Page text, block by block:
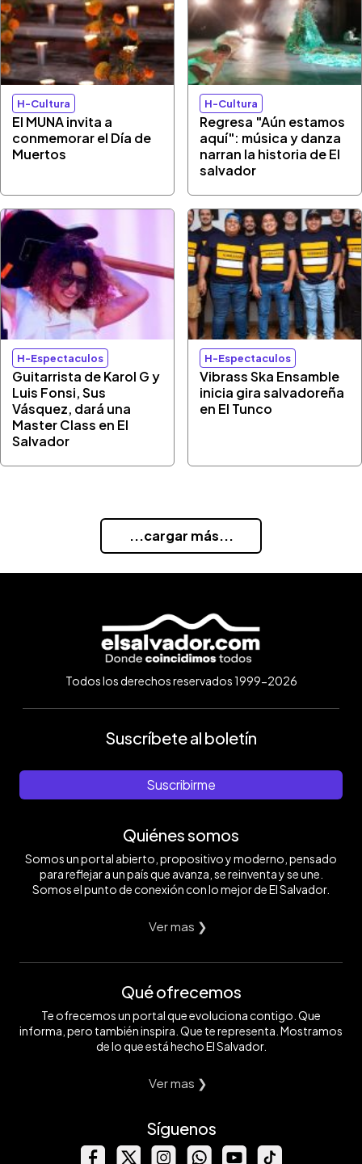
H-Cultura
El MUNA invita a
conmemorar el Día de
Muertos
H-Cultura
Regresa "Aún estamos
aquí": música y danza
narran la historia de El
salvador
H-Espectaculos
Guitarrista de Karol G y
Luis Fonsi, Sus
Vásquez, dará una
Master Class en El
Salvador
H-Espectaculos
Vibrass Ska Ensamble
inicia gira salvadoreña
en El Tunco
...cargar más...
Todos los derechos reservados 1999-2026
Suscríbete al boletín
Suscribirme
Quiénes somos
Somos un portal abierto, propositivo y moderno, pensado
para reflejar a un país que avanza, se reinventa y se une.
Somos el punto de conexión con lo mejor de El Salvador.
Ver mas ❯
Qué ofrecemos
Te ofrecemos un portal que evoluciona contigo. Que
informa, pero también inspira. Que te representa. Mostramos
de lo que está hecho El Salvador.
Ver mas ❯
Síguenos